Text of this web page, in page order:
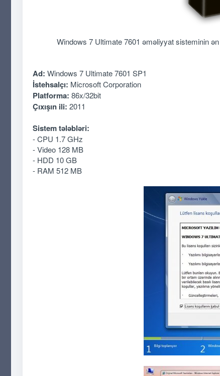
Windows 7 Ultimate 7601 əməliyyat sisteminin
Ad: Windows 7 Ultimate 7601 SP1
İstehsalçı: Microsoft Corporation
Platforma: 86x/32bit
Çıxışın ili: 2011
Sistem tələbləri:
- CPU 1.7 GHz
- Video 128 MB
- HDD 10 GB
- RAM 512 MB